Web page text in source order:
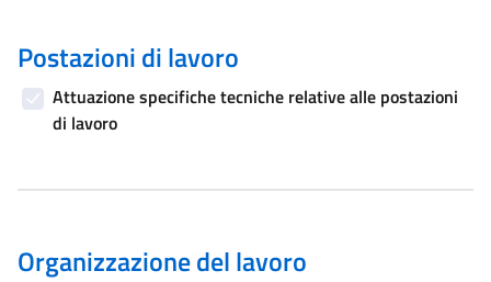
Postazioni di lavoro
Attuazione specifiche tecniche relative alle postazioni
di lavoro
Organizzazione del lavoro